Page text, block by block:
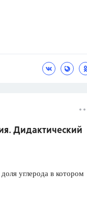
Дидактический
углерода в котором